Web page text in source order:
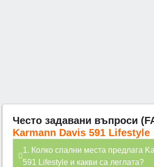
Често задавани въпроси
Karmann Davis 591 Lifestyle
1. Колко спални места предлага
591 Lifestyle и какви са леглата?